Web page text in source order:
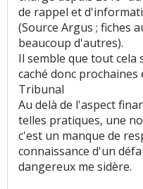
de rappel et
(Source Argus ; fiches
beaucoup d'autres).
Il semble que tout
caché donc
Tribunal
Au delà de l'aspect
telles pratiques, une
c'est un manque de
connaissance d'un
dangereux me sidère.